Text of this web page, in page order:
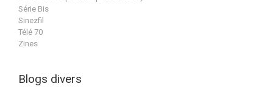
Série Bis
Sinezfil
Télé 70
Zines
Blogs divers